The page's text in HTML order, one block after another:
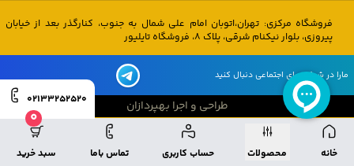
خانه محصولات حساب کاربری تماس باما
0
سبد خرید
02133252520
فروشگاه مرکزی: تهران،اتوبان امام علی شمال به جنوب، کنارگذر بعد از خیابان
پیروزی، بلوار نیکنام شرقی، پلاک 8، فروشگاه تایلیور
مارا در شبکه های اجتماعی دنبال کنید
طراحی و اجرا بهپردازان
طراحی و اجرا بهپردازان